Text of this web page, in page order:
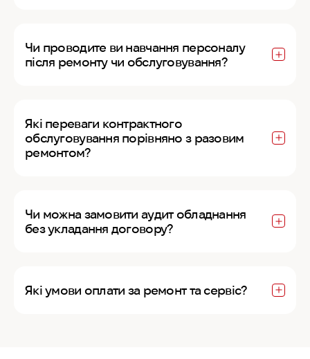
Чи проводите ви навчання персоналу
після ремонту чи обслуговування?
Які переваги контрактного
обслуговування порівняно з разовим
ремонтом?
Чи можна замовити аудит обладнання
без укладання договору?
Які умови оплати за ремонт та сервіс?